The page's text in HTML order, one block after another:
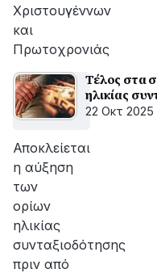
Χριστουγέννων
και
Πρωτοχρονιάς
Τέλος στα
ηλικίας
22 Οκτ 2025
Αποκλείεται
η αύξηση
των
ορίων
ηλικίας
συνταξιοδότησης
πριν από